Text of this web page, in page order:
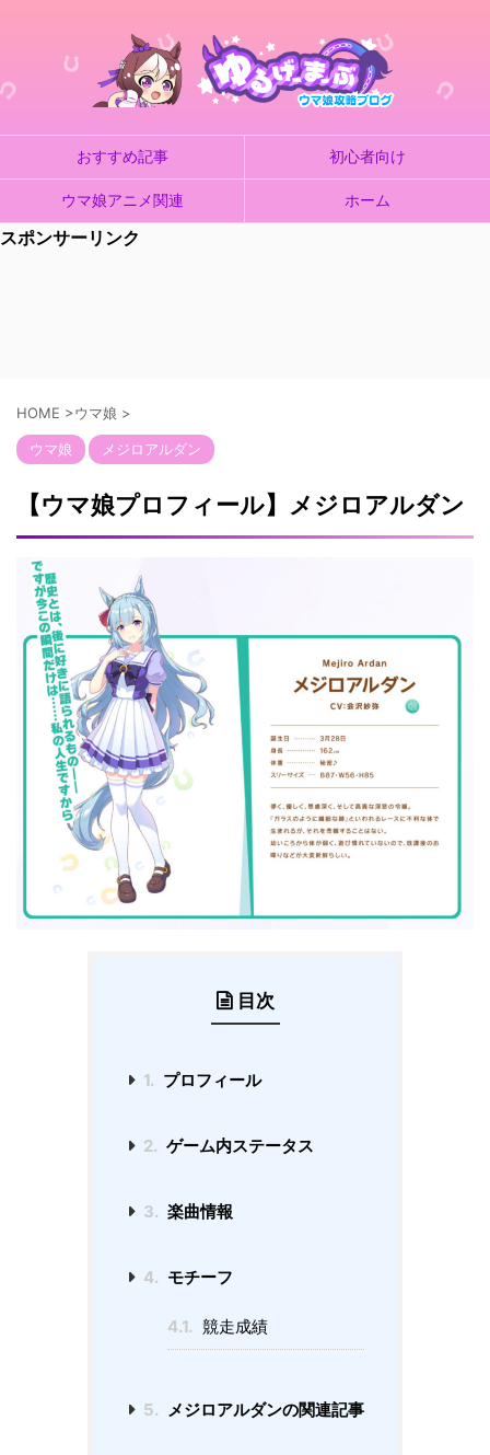
おすすめ記事 初心者向け
ウマ娘アニメ関連 ホーム
スポンサーリンク
HOME >ウマ娘 >
ウマ娘 メジロアルダン
【ウマ娘プロフィール】メジロアルダン
目次
1. プロフィール
2. ゲーム内ステータス
3. 楽曲情報
4. モチーフ
4.1. 競走成績
5. メジロアルダンの関連記事